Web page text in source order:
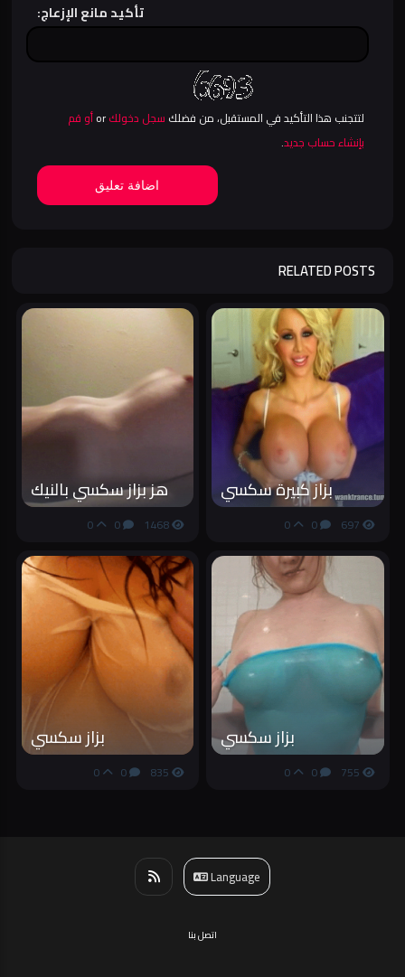
تأكيد مانع الإزعاج:
لتتجنب هذا التأكيد في المستقبل، من فضلك سجل دخولكor
أو قم
بإنشاء حساب جديد.
اضافة تعليق
RELATED POSTS
بزاز كبيرة سكسي
0
0
هز بزاز سكسي بالنيك
1468
0
0
بزاز سكسي
0
0
بزاز سكسي
0
0
Language
اتصل بنا